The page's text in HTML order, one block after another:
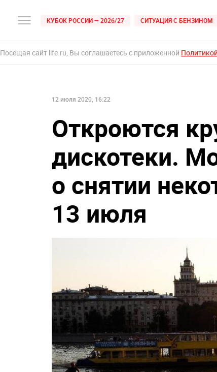
КУБОК РОССИИ — 2026/27 СИТУАЦИЯ С БЕНЗИНОМ
Посещая сайт life.ru, Вы соглашаетесь с приложенной
12 июля 2020, 16:22
Откроются
дискотеки.
о снятии
13 июля